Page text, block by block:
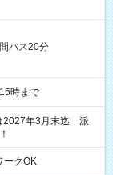
バス20分
時まで
2027年3月末迄 派
ークOK